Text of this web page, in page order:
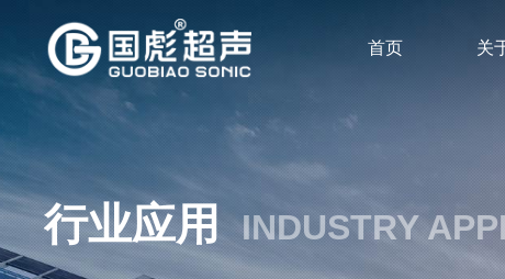
首页 关
行业应用 INDUSTRY